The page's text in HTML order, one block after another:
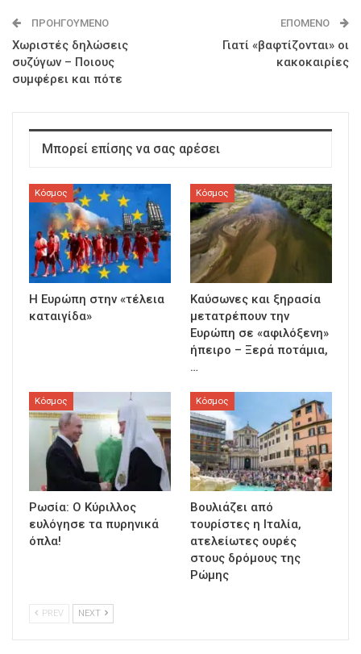
ΠΡΟΗΓΟΎΜΕΝΟ
Χωριστές δηλώσεις
συζύγων – Ποιους
συμφέρει και πότε
ΕΠΌΜΕΝΟ
Γιατί «βαφτίζονται» οι
κακοκαιρίες
Μπορεί επίσης να σας αρέσει
Κόσμος
Η Ευρώπη στην «τέλεια
καταιγίδα»
Κόσμος
Καύσωνες και ξηρασία
μετατρέπουν την
Ευρώπη σε «αφιλόξενη»
ήπειρο – Ξερά ποτάμια,
…
Κόσμος
Ρωσία: Ο Κύριλλος
ευλόγησε τα πυρηνικά
όπλα!
Κόσμος
Βουλιάζει από
τουρίστες η Ιταλία,
ατελείωτες ουρές
στους δρόμους της
Ρώμης
PREV NEXT